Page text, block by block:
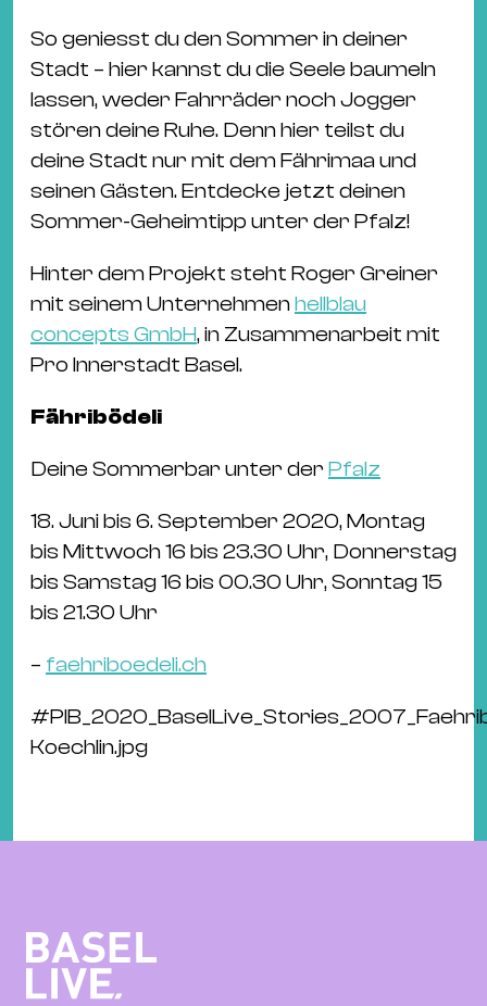
So geniesst du den Sommer in deiner
Stadt – hier kannst du die Seele baumeln
lassen, weder Fahrräder noch Jogger
stören deine Ruhe. Denn hier teilst du
deine Stadt nur mit dem Fährimaa und
seinen Gästen. Entdecke jetzt deinen
Sommer-Geheimtipp unter der Pfalz!
Hinter dem Projekt steht Roger Greiner
mit seinem Unternehmenhellblau
concepts GmbH, in Zusammenarbeit mit
Pro Innerstadt Basel.
Fähribödeli
Deine Sommerbar unter der Pfalz
18. Juni bis 6. September 2020, Montag
bis Mittwoch 16 bis 23.30 Uhr, Donnerstag
bis Samstag 16 bis 00.30 Uhr, Sonntag 15
bis 21.30 Uhr
– faehriboedeli.ch
#
Koechlin.jpg